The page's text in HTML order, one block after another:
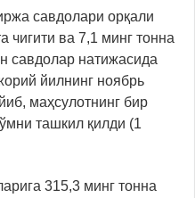
савдолари орқали
чигити ва 7,1 минг тонна
савдолар натижасида
йилнинг ноябрь
маҳсулотнинг бир
ташкил қилди (1
315,3 минг тонна